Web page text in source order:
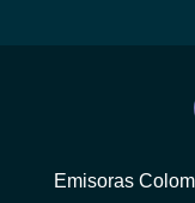
Emisoras